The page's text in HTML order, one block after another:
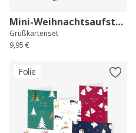
Mini-Weihnachtsaufsteller
Grußkartenset
9,95 €
Folie